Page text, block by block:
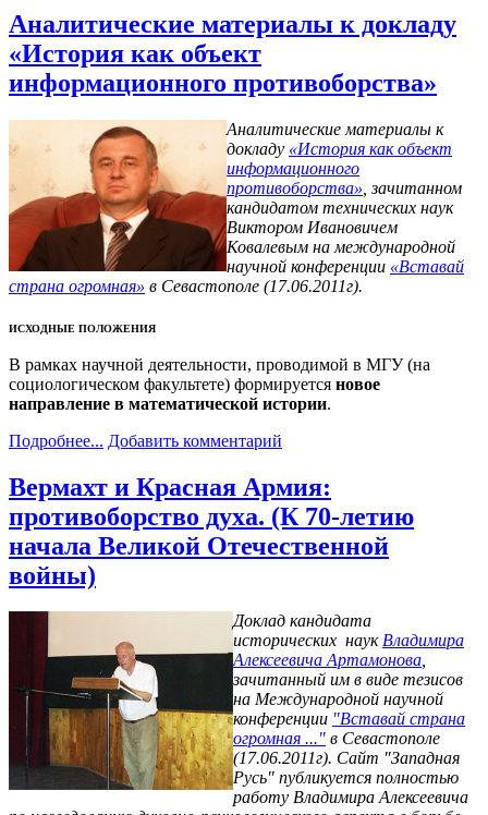
Аналитические материалы к докладу
«История как объект
информационного противоборства»
Аналитические материалы к
докладу «История как объект
информационного
противоборства» , зачитанном
кандидатом технических наук
Виктором Ивановичем
Ковалевым на международной
научной конференции «Вставай
страна огромная» в Севастополе (17.06.2011г).
ИСХОДНЫЕ ПОЛОЖЕНИЯ
В рамках научной деятельности, проводимой в МГУ (на
социологическом факультете) формируется новое
направление в математической истории.
Подробнее... Добавить комментарий
Вермахт и Красная Армия:
противоборство духа. (К 70-летию
начала Великой Отечественной
войны)
Доклад кандидата
исторических наукВладимира
Алексеевича Артамонова,
зачитанный им в виде тезисов
на Международной научной
конференции "Вставай страна
огромная ..." в Севастополе
(17.06.2011г). Сайт "Западная
Русь" публикуется полностью
работу Владимира Алексеевича